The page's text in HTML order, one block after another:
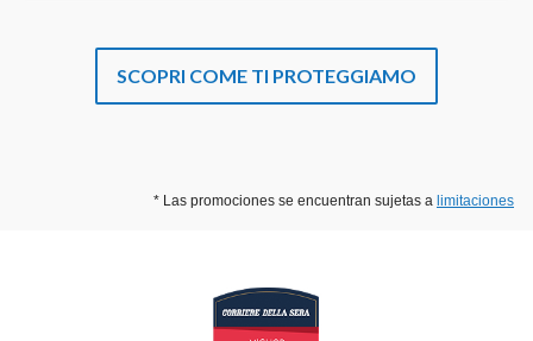
SCOPRI COME TI PROTEGGIAMO
* Las promociones se encuentran sujetas a limitaciones